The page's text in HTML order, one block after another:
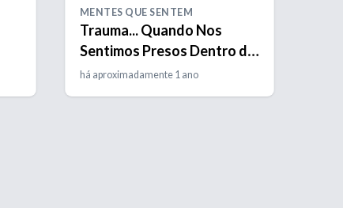
MENTES QUE SENTEM
Trauma... Quando Nos
Sentimos Presos Dentro da
Nossa Mente
há aproximadamente 1 ano